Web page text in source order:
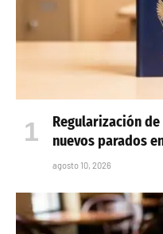
Regularización
nuevos parados
agosto 10, 2026